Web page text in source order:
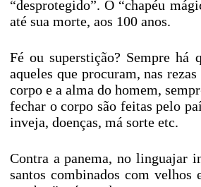
“desprotegido”. O “chapéu
até sua morte, aos 100 anos.
Fé ou superstição? Sempre
aqueles que procuram, nas
corpo e a alma do homem,
fechar o corpo são feitas pelo
inveja, doenças, má sorte etc.
Contra a panema, no linguajar
santos combinados com velhos